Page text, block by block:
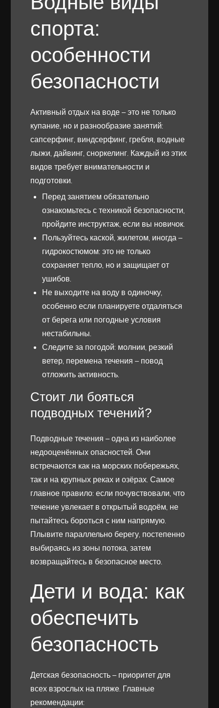
спорта:
особенности
безопасности
Активный отдых на воде – это не только
купание, но и разнообразие занятий:
сапсерфинг, виндсерфинг, гребля, водные
лыжи, дайвинг, сноркелинг. Каждый из этих
видов требует внимательности и
подготовки.
Перед занятием обязательно
ознакомьтесь с техникой безопасности,
пройдите инструктаж, если вы новичок.
Пользуйтесь каской, жилетом, иногда –
гидрокостюмом: это не только
сохраняет тепло, но и защищает от
ушибов.
Не выходите на воду в одиночку,
особенно если планируете отдаляться
от берега или погодные условия
нестабильны.
Следите за погодой: молнии, резкий
ветер, перемена течения – повод
отложить активность.
Стоит ли бояться
подводных течений?
Подводные течения – одна из наиболее
недооценённых опасностей. Они
встречаются как на морских побережьях,
так и на крупных реках и озёрах. Самое
главное правило: если почувствовали, что
течение увлекает в открытый водоём, не
пытайтесь бороться с ним напрямую.
Плывите параллельно берегу, постепенно
выбираясь из зоны потока, затем
возвращайтесь в безопасное место.
Дети и вода: как
обеспечить
безопасность
Детская безопасность – приоритет для
всех взрослых на пляже. Главные
рекомендации: